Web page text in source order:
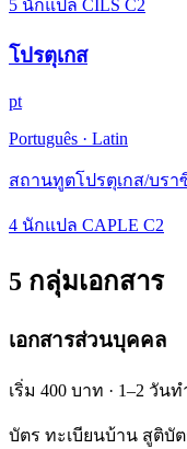
5 นักแปล CILS C2
โปรตุเกส
pt
Português · Latin
สถานทูตโปรตุเกส/บราซิ
4 นักแปล CAPLE C2
5 กลุ่มเอกสาร
เอกสารส่วนบุคคล
เริ่ม 400 บาท · 1–2 วัน
บัตร ทะเบียนบ้าน สูติบั